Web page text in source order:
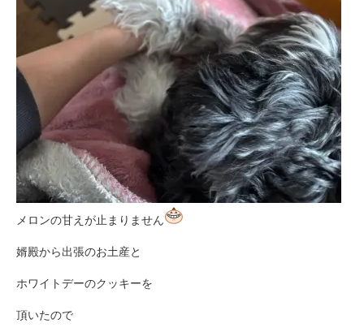
メロンの甘えが止まりません
婿殿から出張のお土産と
ホワイトデーのクッキーを
頂いたので